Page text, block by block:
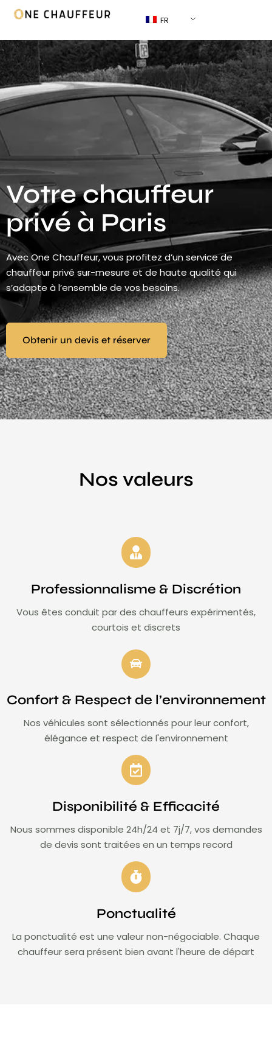
FR
Votre chauffeur
privé à Paris
Avec One Chauffeur, vous profitez d’un service de
chauffeur privé sur-mesure et de haute qualité qui
s’adapte à l’ensemble de vos besoins.
Obtenir un devis et réserver
Nos valeurs
Professionnalisme & Discrétion
Vous êtes conduit par des chauffeurs expérimentés,
courtois et discrets
Confort & Respect de l’environnement
Nos véhicules sont sélectionnés pour leur confort,
élégance et respect de l'environnement
Disponibilité & Efficacité
Nous sommes disponible 24h/24 et 7j/7, vos demandes
de devis sont traitées en un temps record
Ponctualité
La ponctualité est une valeur non-négociable. Chaque
chauffeur sera présent bien avant l'heure de départ